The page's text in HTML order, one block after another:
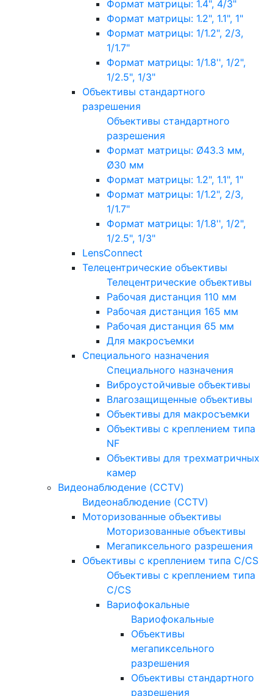
Формат матрицы: 1.4", 4/3"
Формат матрицы: 1.2", 1.1", 1"
Формат матрицы: 1/1.2", 2/3,
1/1.7"
Формат матрицы: 1/1.8'', 1/2",
1/2.5", 1/3"
Объективы стандартного
разрешения
Объективы стандартного
разрешения
Формат матрицы: Ø43.3 мм,
Ø30 мм
Формат матрицы: 1.2", 1.1", 1"
Формат матрицы: 1/1.2", 2/3,
1/1.7"
Формат матрицы: 1/1.8'', 1/2",
1/2.5", 1/3"
LensConnect
Телецентрические объективы
Телецентрические объективы
Рабочая дистанция 110 мм
Рабочая дистанция 165 мм
Рабочая дистанция 65 мм
Для макросъемки
Специального назначения
Специального назначения
Виброустойчивые объективы
Влагозащищенные объективы
Объективы для макросъемки
Объективы с креплением типа
NF
Объективы для трехматричных
камер
Видеонаблюдение (CCTV)
Видеонаблюдение (CCTV)
Моторизованные объективы
Моторизованные объективы
Мегапиксельного разрешения
Объективы с креплением типа C/CS
Объективы с креплением типа
C/CS
Вариофокальные
Вариофокальные
Объективы
мегапиксельного
разрешения
Объективы стандартного
разрешения